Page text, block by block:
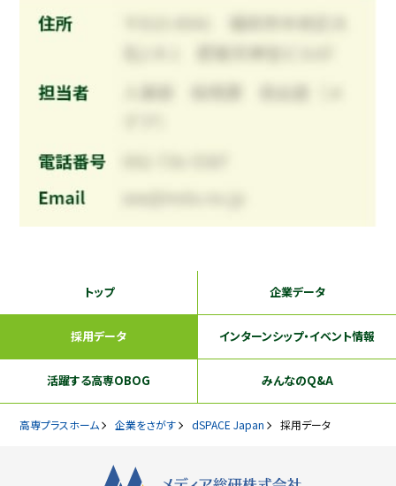
トップ 企業データ
採用データ インターンシップ・イベント情報
活躍する高専OBOG みんなのQ&A
高専プラスホーム 企業をさがす dSPACE Japan 採用データ